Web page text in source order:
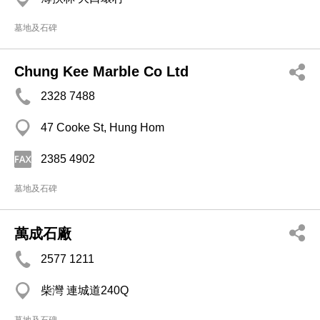
墓地及石碑
Chung Kee Marble Co Ltd
2328 7488
47 Cooke St, Hung Hom
2385 4902
墓地及石碑
萬成石廠
2577 1211
柴灣 連城道240Q